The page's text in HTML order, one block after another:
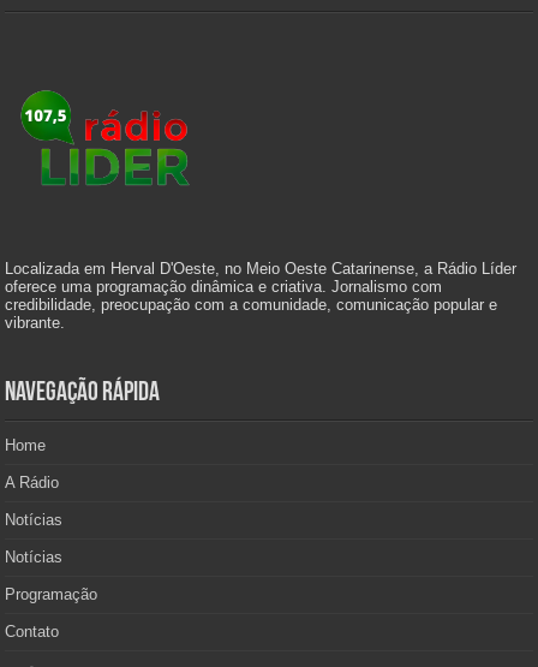
Localizada em Herval D'Oeste, no Meio Oeste Catarinense, a Rádio Líder
oferece uma programação dinâmica e criativa. Jornalismo com
credibilidade, preocupação com a comunidade, comunicação popular e
vibrante.
Navegação Rápida
Home
A Rádio
Notícias
Notícias
Programação
Contato